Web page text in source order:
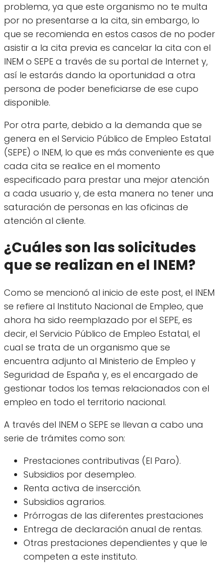
problema, ya que este organismo no te multa
por no presentarse a la cita, sin embargo, lo
que se recomienda en estos casos de no poder
asistir a la cita previa es cancelar la cita con el
INEM o SEPE a través de su portal de Internet y,
así le estarás dando la oportunidad a otra
persona de poder beneficiarse de ese cupo
disponible.
Por otra parte, debido a la demanda que se
genera en el Servicio Público de Empleo Estatal
(SEPE) o INEM, lo que es más conveniente es que
cada cita se realice en el momento
especificado para prestar una mejor atención
a cada usuario y, de esta manera no tener una
saturación de personas en las oficinas de
atención al cliente.
¿Cuáles son las solicitudes
que se realizan en el INEM?
Como se mencionó al inicio de este post, el INEM
se refiere al Instituto Nacional de Empleo, que
ahora ha sido reemplazado por el SEPE, es
decir, el Servicio Público de Empleo Estatal, el
cual se trata de un organismo que se
encuentra adjunto al Ministerio de Empleo y
Seguridad de España y, es el encargado de
gestionar todos los temas relacionados con el
empleo en todo el territorio nacional.
A través del INEM o SEPE se llevan a cabo una
serie de trámites como son:
Prestaciones contributivas (El Paro).
Subsidios por desempleo.
Renta activa de insercción.
Subsidios agrarios.
Prórrogas de las diferentes prestaciones
Entrega de declaración anual de rentas.
Otras prestaciones dependientes y que le
competen a este instituto.